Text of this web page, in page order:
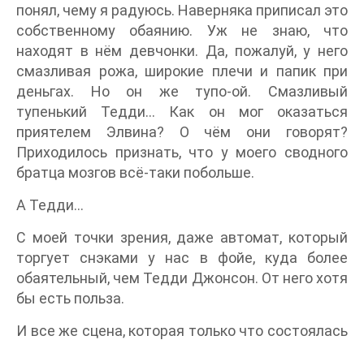
понял, чему я радуюсь. Наверняка приписал это
собственному обаянию. Уж не знаю, что
находят в нём девчонки. Да, пожалуй, у него
смазливая рожа, широкие плечи и папик при
деньгах. Но он же тупо-ой. Смазливый
тупенький Тедди… Как он мог оказаться
приятелем Элвина? О чём они говорят?
Приходилось признать, что у моего сводного
братца мозгов всё-таки побольше.
А Тедди…
С моей точки зрения, даже автомат, который
торгует снэками у нас в фойе, куда более
обаятельный, чем Тедди Джонсон. От него хотя
бы есть польза.
И все же сцена, которая только что состоялась